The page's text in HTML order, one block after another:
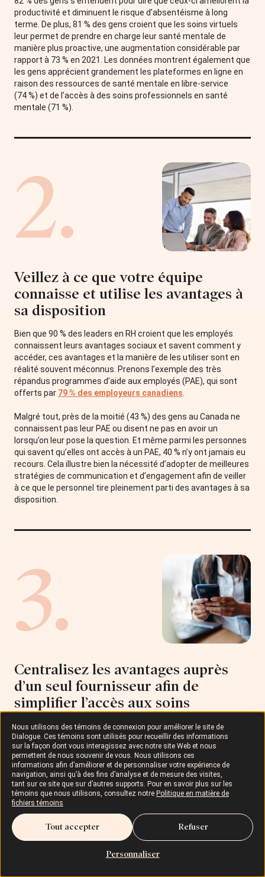
Nous utilisons des témoins de connexion pour améliorer le site de
Dialogue. Ces témoins sont utilisés pour recueillir des informations
sur la façon dont vous interagissez avec notre site Web et nous
permettent de nous souvenir de vous. Nous utilisons ces
informations afin d’améliorer et de personnaliser votre expérience de
navigation, ainsi qu’à des fins d’analyse et de mesure des visites,
tant sur ce site que sur d’autres supports. Pour en savoir plus sur les
témoins que nous utilisons, consultez notre Politique en matière de
fichiers témoins
Personnaliser
Tout accepter Refuser
productivité et diminuent le risque d’absentéisme à long
terme. De plus, 81 % des gens croient que les soins virtuels
leur permet de prendre en charge leur santé mentale de
manière plus proactive, une augmentation considérable par
rapport à 73 % en 2021. Les données montrent également que
les gens apprécient grandement les plateformes en ligne en
raison des ressources de santé mentale en libre-service
(74 %) et de l’accès à des soins professionnels en santé
mentale (71 %).
2.
Veillez à ce que votre équipe
connaisse et utilise les avantages à
sa disposition
Bien que 90 % des leaders en RH croient que les employés
connaissent leurs avantages sociaux et savent comment y
accéder, ces avantages et la manière de les utiliser sont en
réalité souvent méconnus. Prenons l’exemple des très
répandus programmes d’aide aux employés (PAE), qui sont
offerts par 79 % des employeurs canadiens
Malgré tout, près de la moitié (43 %) des gens au Canada ne
connaissent pas leur PAE ou disent ne pas en avoir un
lorsqu’on leur pose la question. Et même parmi les personnes
qui savent qu’elles ont accès à un PAE, 40 % n’y ont jamais eu
recours. Cela illustre bien la nécessité d’adopter de meilleures
stratégies de communication et d’engagement afin de veiller
à ce que le personnel tire pleinement parti des avantages à sa
disposition.
3.
Centralisez les avantages auprès
d’un seul fournisseur afin de
simplifier l’accès aux soins
Le domaine des avantages sociaux est actuellement
fragmenté;35 % des leaders en RH(données tirées du
sondage Environics de 2023) font appel à différents
fournisseurs pour leurs programmes d’avantages sociaux.
Cela illustre la nécessité de centraliser les soins pour les
rendre plus accessibles et, potentiellement, pour favoriser
l’utilisation et améliorer l’efficacité de ces programmes.